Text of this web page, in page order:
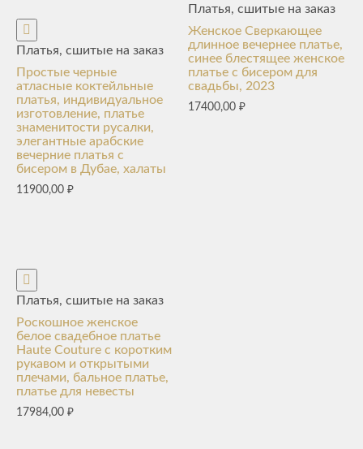
Платья, сшитые на заказ
Простые черные
атласные коктейльные
платья, индивидуальное
изготовление, платье
знаменитости русалки,
элегантные арабские
вечерние платья с
бисером в Дубае, халаты
11900,00 ₽
Платья, сшитые на заказ
Женское Сверкающее
длинное вечернее платье,
синее блестящее женское
платье с бисером для
свадьбы, 2023
17400,00₽
Платья, сшитые на заказ
Роскошное женское
белое свадебное платье
Haute Couture с коротким
рукавом и открытыми
плечами, бальное платье,
платье для невесты
17984,00 ₽